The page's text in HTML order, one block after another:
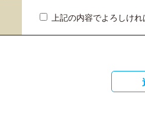
上記の内容でよろしけ